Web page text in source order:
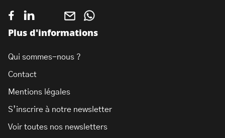
Plus d'informations
Qui sommes-nous ?
Contact
Mentions légales
S’inscrire à notre newsletter
Voir toutes nos newsletters